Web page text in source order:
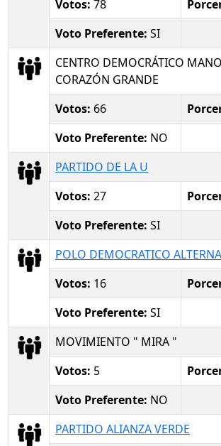
Votos: 78
Voto Preferente: SI
CENTRO DEMOCRÁTICO
CORAZÓN GRANDE
Votos: 66
Voto Preferente: NO
PARTIDO DE LA U
Votos: 27
Voto Preferente: SI
POLO DEMOCRATICO
Votos: 16
Voto Preferente: SI
MOVIMIENTO " MIRA "
Votos: 5
Voto Preferente: NO
PARTIDO ALIANZA VERDE